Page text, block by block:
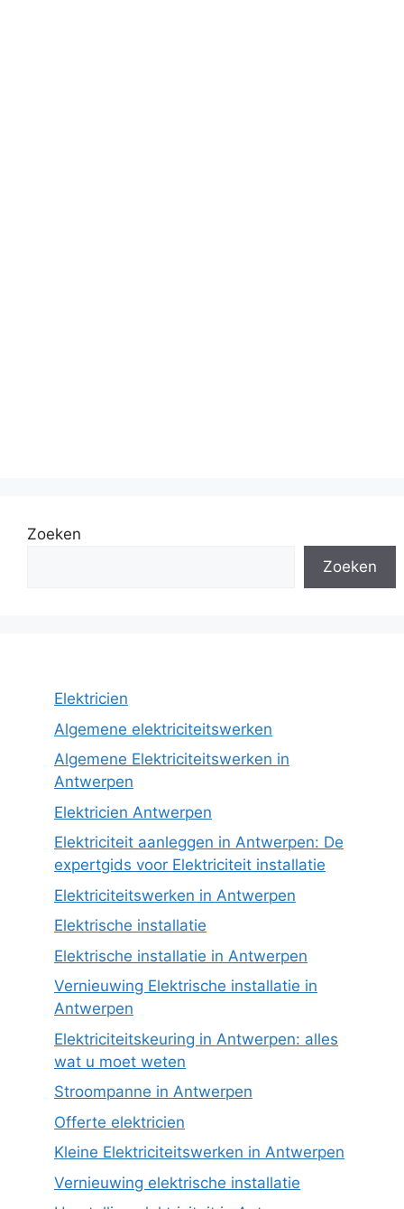
Zoeken
Zoeken
Elektricien
Algemene elektriciteitswerken
Algemene Elektriciteitswerken in
Antwerpen
Elektricien Antwerpen
Elektriciteit aanleggen in Antwerpen: De
expertgids voor Elektriciteit installatie
Elektriciteitswerken in Antwerpen
Elektrische installatie
Elektrische installatie in Antwerpen
Vernieuwing Elektrische installatie in
Antwerpen
Elektriciteitskeuring in Antwerpen: alles
wat u moet weten
Stroompanne in Antwerpen
Offerte elektricien
Kleine Elektriciteitswerken in Antwerpen
Vernieuwing elektrische installatie